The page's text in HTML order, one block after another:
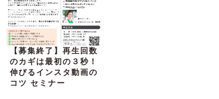
【募集終了】再生回数
のカギは最初の３秒！
伸びるインスタ動画の
コツ セミナー